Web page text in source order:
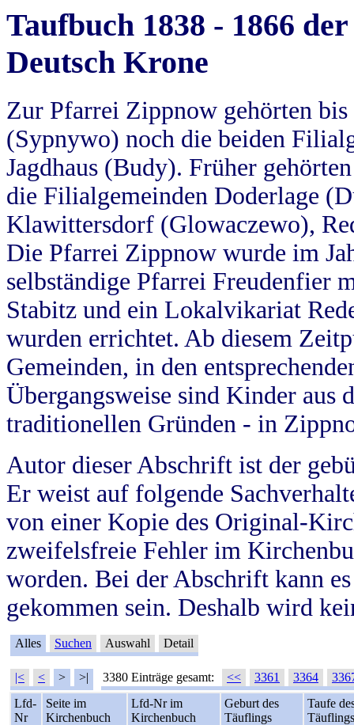
Taufbuch 1838 - 1866
Deutsch Krone
Zur Pfarrei Zippnow gehörten
(Sypnywo) noch die beiden
Jagdhaus (Budy). Früher
die Filialgemeinden Doderlage
Klawittersdorf (Glowaczewo),
Die Pfarrei Zippnow wurde im
selbständige Pfarrei Freudenfier
Stabitz und ein Lokalvikariat
wurden errichtet. Ab diesem
Gemeinden, in den
Übergangsweise sind Kinder aus
traditionellen Gründen - in
Autor dieser Abschrift ist der
Er weist auf folgende
von einer Kopie des Original-
zweifelsfreie Fehler im
worden. Bei der Abschrift kann
gekommen sein. Deshalb wird
Alles Suchen Auswahl Detail
|< < > >| 3380 Einträge gesamt: << 3361 3364
Lfd-
Nr
Seite im
Kirchenbuch
Lfd-Nr im
Kirchenbuch
Geburt des
Täuflings
Taufe
Täuflings